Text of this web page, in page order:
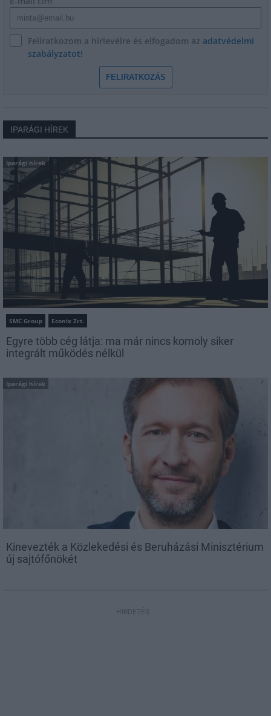
Feliratkozom a hírlevélre és elfogadom az adatvédelmi
szabályzatot!
FELIRATKOZÁS
IPARÁGI HÍREK
Iparági hírek
SMC Group Econix Zrt.
Egyre több cég látja: ma már nincs komoly siker
integrált működés nélkül
Iparági hírek
Kinevezték a Közlekedési és Beruházási Minisztérium
új sajtófőnökét
HIRDETÉS